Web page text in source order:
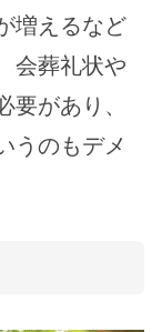
増えるなど
会葬礼状や
があり、
うのもデメ